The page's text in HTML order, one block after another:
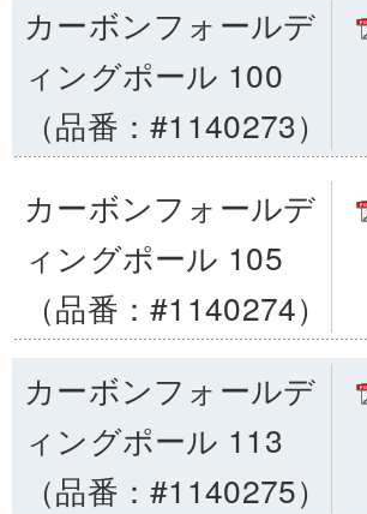
カーボンフォールデ
ィングポール 100
（品番：#1140273）
カーボンフォールデ
ィングポール 105
（品番：#1140274）
カーボンフォールデ
ィングポール 113
（品番：#1140275）